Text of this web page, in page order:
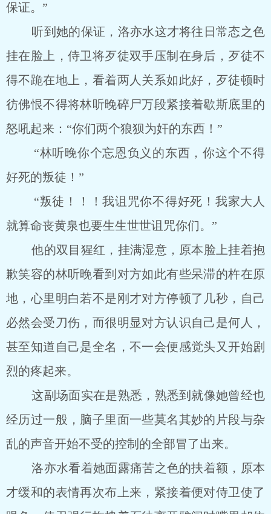
保证。”
听到她的保证，洛亦水这才将往日常态之色
挂在脸上，侍卫将歹徒双手压制在身后，歹徒不
得不跪在地上，看着两人关系如此好，歹徒顿时
彷佛恨不得将林听晚碎尸万段紧接着歇斯底里的
怒吼起来：“你们两个狼狈为奸的东西！”
“林听晚你个忘恩负义的东西，你这个不得
好死的叛徒！”
“叛徒！！！我诅咒你不得好死！我家大人
就算命丧黄泉也要生生世世诅咒你们。”
他的双目猩红，挂满湿意，原本脸上挂着抱
歉笑容的林听晚看到对方如此有些呆滞的杵在原
地，心里明白若不是刚才对方停顿了几秒，自己
必然会受刀伤，而很明显对方认识自己是何人，
甚至知道自己是全名，不一会便感觉头又开始剧
烈的疼起来。
这副场面实在是熟悉，熟悉到就像她曾经也
经历过一般，脑子里面一些莫名其妙的片段与杂
乱的声音开始不受的控制的全部冒了出来。
洛亦水看着她面露痛苦之色的扶着额，原本
才缓和的表情再次布上来，紧接着便对侍卫使了